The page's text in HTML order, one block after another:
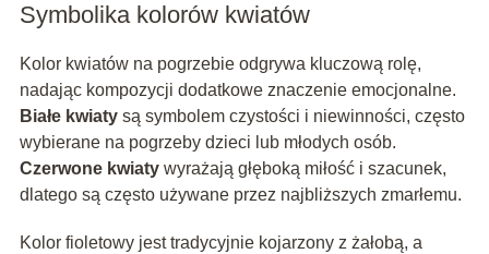
Symbolika kolorów kwiatów
Kolor kwiatów na pogrzebie odgrywa kluczową rolę,
nadając kompozycji dodatkowe znaczenie emocjonalne.
Białe kwiatysą symbolem czystości i niewinności, często
wybierane na pogrzeby dzieci lub młodych osób.
Czerwone kwiatywyrażają głęboką miłość i szacunek,
dlatego są często używane przez najbliższych zmarłemu.
Kolor fioletowy jest tradycyjnie kojarzony z żałobą, a